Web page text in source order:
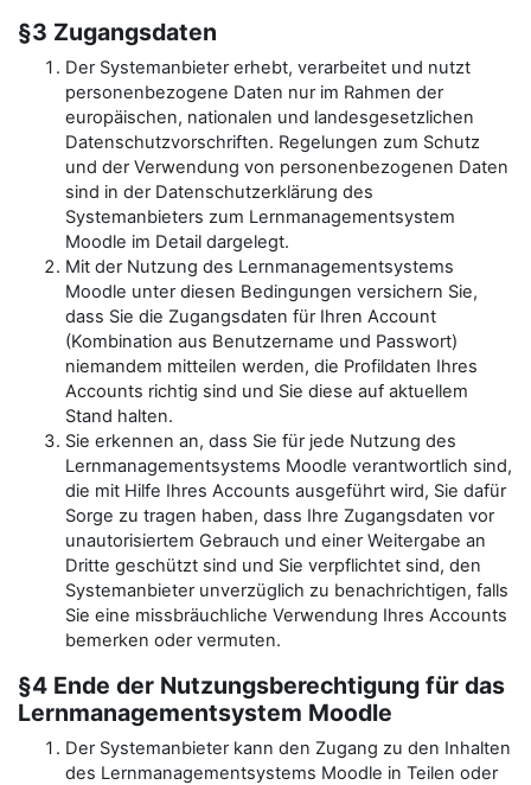
§3 Zugangsdaten
Der Systemanbieter erhebt, verarbeitet und nutzt
personenbezogene Daten nur im Rahmen der
europäischen, nationalen und landesgesetzlichen
Datenschutzvorschriften. Regelungen zum Schutz
und der Verwendung von personenbezogenen Daten
sind in der Datenschutzerklärung des
Systemanbieters zum Lernmanagementsystem
Moodle im Detail dargelegt.
Mit der Nutzung des Lernmanagementsystems
Moodle unter diesen Bedingungen versichern Sie,
dass Sie die Zugangsdaten für Ihren Account
(Kombination aus Benutzername und Passwort)
niemandem mitteilen werden, die Profildaten Ihres
Accounts richtig sind und Sie diese auf aktuellem
Stand halten.
Sie erkennen an, dass Sie für jede Nutzung des
Lernmanagementsystems Moodle verantwortlich sind,
die mit Hilfe Ihres Accounts ausgeführt wird, Sie dafür
Sorge zu tragen haben, dass Ihre Zugangsdaten vor
unautorisiertem Gebrauch und einer Weitergabe an
Dritte geschützt sind und Sie verpflichtet sind, den
Systemanbieter unverzüglich zu benachrichtigen, falls
Sie eine missbräuchliche Verwendung Ihres Accounts
bemerken oder vermuten.
§4 Ende der Nutzungsberechtigung für das
Lernmanagementsystem Moodle
Der Systemanbieter kann den Zugang zu den Inhalten
des Lernmanagementsystems Moodle in Teilen oder